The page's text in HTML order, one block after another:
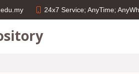
24x7 Service; AnyTime;